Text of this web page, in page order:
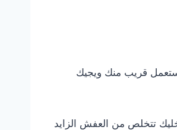
قريب منك ويجيك
تتخلص من العفش الزايد